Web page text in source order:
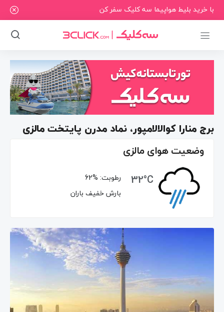
با خرید بلیط هواپیما سه کلیک سفر کن
برج منارا کوالالامپور، نماد مدرن پایتخت مالزی
وضعیت هوای مالزی
32°C
رطوبت: 62%
بارش خفیف باران